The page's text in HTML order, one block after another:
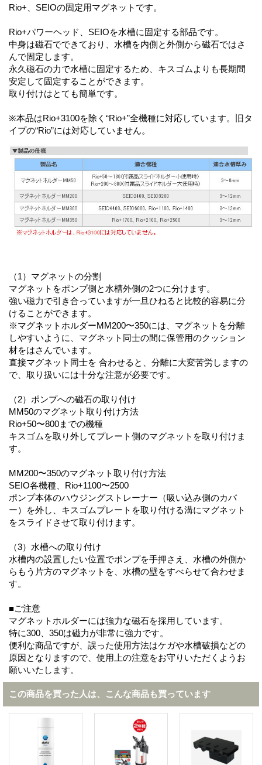
Rio+、SEIOの固定用マグネットです。
Rio+パワーヘッド、SEIOを水槽に固定する部品です。
中身は磁石でできており、水槽を内側と外側から磁石ではさ
んで固定します。
永久磁石の力で水槽に固定するため、キスゴムよりも長期間
安定して固定することができます。
取り付けはとても簡単です。
※本品はRio+3100を除く“Rio+”全機種に対応しています。旧タ
イプの“Rio”には対応していません。
（1）マグネットの分割
マグネットをポンプ側と水槽外側の2つに分けます。
強い磁力で引き合っていますが一旦ひねると比較的容易に分
けることができます。
※マグネットホルダーMM200〜350には、マグネットを分離
しやすいように、マグネット同士の間に保管用のクッション
材をはさんでいます。
直接マグネット同士を 合わせると、分離に大変苦労しますの
で、取り扱いには十分な注意が必要です。
（2）ポンプへの磁石の取り付け
MM50のマグネット取り付け方法
Rio+50〜800までの機種
キスゴムを取り外してプレート側のマグネットを取り付けま
す。
MM200〜350のマグネット取り付け方法
SEIO各機種、Rio+1100〜2500
ポンプ本体のハウジングストレーナー（吸い込み側のカバ
ー）を外し、キスゴムプレートを取り付ける溝にマグネット
をスライドさせて取り付けます。
（3）水槽への取り付け
水槽内の設置したい位置でポンプを手押さえ、水槽の外側か
らもう片方のマグネットを、水槽の壁をすべらせて合わせま
す。
■ご注意
マグネットホルダーには強力な磁石を採用しています。
特に300、350は磁力が非常に強力です。
便利な商品ですが、誤った使用方法はケガや水槽破損などの
原因となりますので、使用上の注意をお守りいただくようお
願いいたします。
この商品を買った人は、こんな商品も買っています